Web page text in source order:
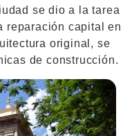
se dio a la tarea
reparación capital en
original, se
de construcción.